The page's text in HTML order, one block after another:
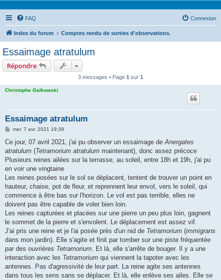
FAQ Connexion
Index du forum Comptes rendu de sorties d'observations.
Essaimage atratulum
Répondre
3 messages • Page 1 sur 1
Christophe Galkowski
Essaimage atratulum
M
s
a
g
mer. 7 avr. 2021 19:39
Ce jour, 07 avril 2021, j'ai pu observer un essaimage deAnergates
atratulum (Tetramorium atratulum maintenant), donc assez précoce
Plusieurs reines ailées sur la terrasse, au soleil, entre 18h et 19h, j'ai pu
en voir une vingtaine
Les reines posées sur le sol se déplacent, tentent de trouver un point en
hauteur, chaise, pot de fleur, et reprennent leur envol, vers le soleil, qui
commence à être bas sur l'horizon. Le vol est pas terrible, elles ne
doivent pas être capable de voler bien loin.
Les reines capturées et placées sur une pierre un peu plus loin, gagnent
le sommet de la pierre et s'envolent. Le déplacement est assez vif.
J'ai pris une reine et je l'ai posée près d'un nid de Tetramorium (immigrans
dans mon jardin). Elle s'agite et finit par tomber sur une piste fréquentée
par des ouvrières Tetramorium. Et là, elle s'arrête de bouger. Il y a une
interaction avec les Tetramorium qui viennent la tapoter avec les
antennes. Pas d'agressivité de leur part. La reine agite ses antennes
dans tous les sens sans se déplacer. Et là, elle enlève ses ailes. Elle se